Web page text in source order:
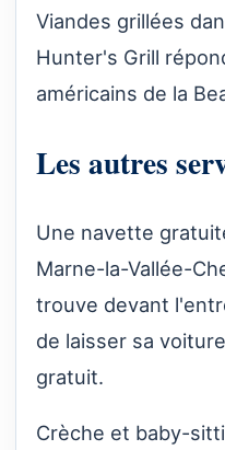
Viandes grillées
Hunter's Grill
américains de la
Les autres
Une navette
Marne-la-Vallée-
trouve devant
de laisser sa
gratuit.
Crèche et baby-